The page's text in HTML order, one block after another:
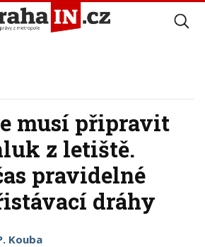
musí připravit
z letiště.
pravidelné
dráhy
Kouba